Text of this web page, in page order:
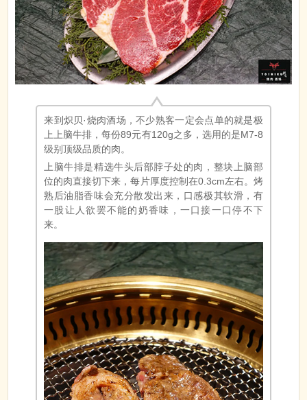
来到炽贝·烧肉酒场，不少熟客一定会点单的就是极
上上脑牛排，每份89元有120g之多，选用的是M7-8
级别顶级品质的肉。
上脑牛排是精选牛头后部脖子处的肉，整块上脑部
位的肉直接切下来，每片厚度控制在0.3cm左右。烤
熟后油脂香味会充分散发出来，口感极其软滑，有
一股让人欲罢不能的奶香味，一口接一口停不下
来。